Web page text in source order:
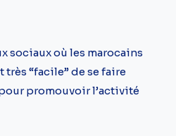
sociaux où les marocains
“facile” de se faire
promouvoir l’activité